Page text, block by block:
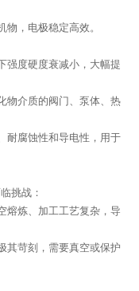
，电极稳定高效。
度硬度衰减小，大幅提
介质的阀门、泵体、热
腐蚀性和导电性，用于
挑战：
炼、加工工艺复杂，导
苛刻，需要真空或保护